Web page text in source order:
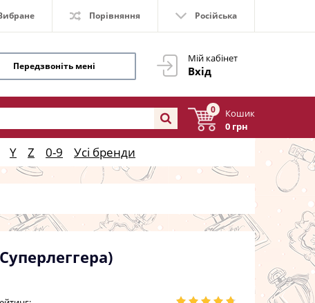
Порівняння Російська
Мій кабінет
Вхід
Передзвоніть мені
0
Кошик
0 грн
Y Z 0-9 Усі бренди